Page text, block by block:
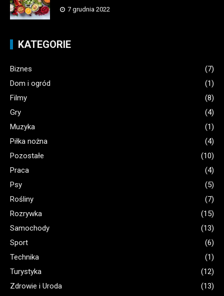
7 grudnia 2022
KATEGORIE
Biznes
(7)
Dom i ogród
(1)
Filmy
(8)
Gry
(4)
Muzyka
(1)
Piłka nożna
(4)
Pozostałe
(10)
Praca
(4)
Psy
(5)
Rośliny
(7)
Rozrywka
(15)
Samochody
(13)
Sport
(6)
Technika
(1)
Turystyka
(12)
Zdrowie i Uroda
(13)